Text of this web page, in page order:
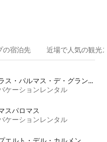
の宿⁠泊⁠先 近場で人気の観光
ラス・パルマス・デ・グラン・カナリア
ケーションレンタル
スパロマス
ケーションレンタル